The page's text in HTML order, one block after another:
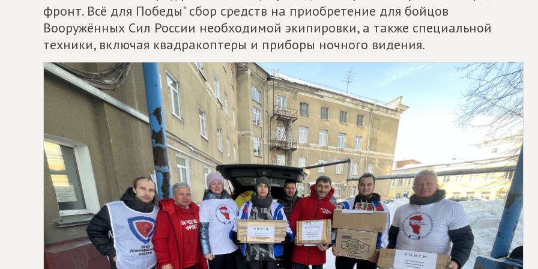
фронт. Всё для Победы" сбор средств на приобретение для бойцов
Вооружённых Сил России необходимой экипировки, а также специальной
техники, включая квадракоптеры и приборы ночного видения.